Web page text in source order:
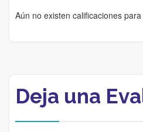
Aún no existen calificaciones
Deja una